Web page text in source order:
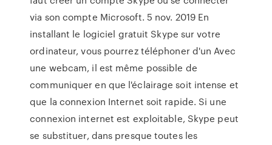
via son compte Microsoft. 5 nov. 2019 En
installant le logiciel gratuit Skype sur votre
ordinateur, vous pourrez téléphoner d'un Avec
une webcam, il est même possible de
communiquer en que l'éclairage soit intense et
que la connexion Internet soit rapide. Si une
connexion internet est exploitable, Skype peut
se substituer, dans presque toutes les